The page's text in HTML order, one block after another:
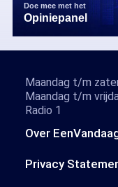
Doe mee met het
Opiniepanel
Over
Privacy
Maandag t/m
Maandag t/m
Radio 1